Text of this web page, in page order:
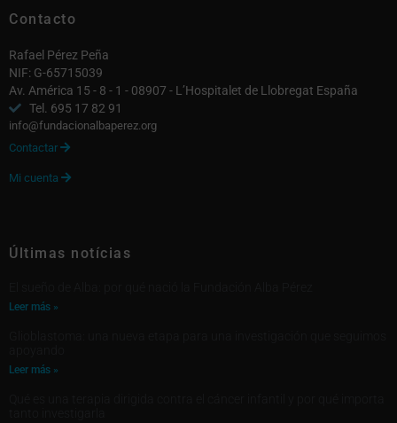
Contacto
Rafael Pérez Peña
NIF: G-65715039
Av. América 15 - 8 - 1 - 08907 - L’Hospitalet de Llobregat España
Tel. 695 17 82 91
info@fundacionalbaperez.org
Contactar 
Mi cuenta 
Últimas notícias
Leer más »
Leer más »